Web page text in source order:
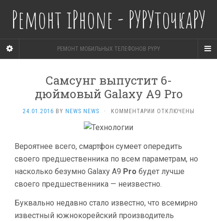
Ремонт iPhone - РУРУточкаРУ
РЕМОНТ МОБИЛЬНЫХ ТЕЛЕФОНОВ PYPY
Самсунг выпустит 6-
дюймовый Galaxy A9 Pro
24.01.2016 BY NEWS NEWS · КОММЕНТАРИИ К
6-
ДЮЙМОВЫЙ
A9
PRO
ОТКЛЮЧЕНЫ
Вероятнее всего, смартфон сумеет опередить
своего предшественника по всем параметрам, но
насколько безумно Galaxy A9 Pro будет лучше
своего предшественника — неизвестно.
Буквально недавно стало известно, что всемирно
известный южнокорейский производитель